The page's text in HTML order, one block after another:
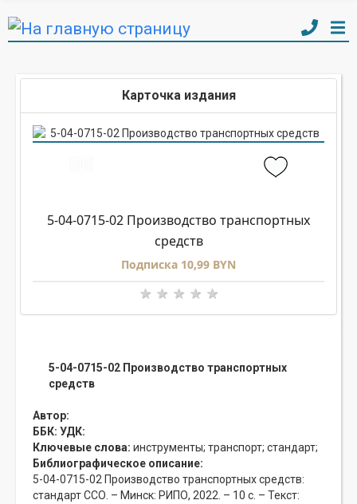
Карточка издания
5-04-0715-02 Производство транспортных
средств
Подписка 10,99 BYN
5-04-0715-02 Производство транспортных
средств
Автор:
ББК: УДК:
Ключевые слова: инструменты; транспорт; стандарт;
Библиографическое описание:
5-04-0715-02 Производство транспортных средств:
стандарт ССО. – Минск: РИПО, 2022. – 10 с. – Текст: